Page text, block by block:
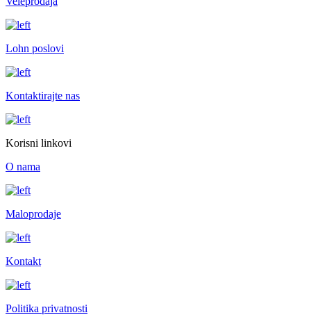
Lohn poslovi
Kontaktirajte nas
Korisni linkovi
O nama
Maloprodaje
Kontakt
Politika privatnosti